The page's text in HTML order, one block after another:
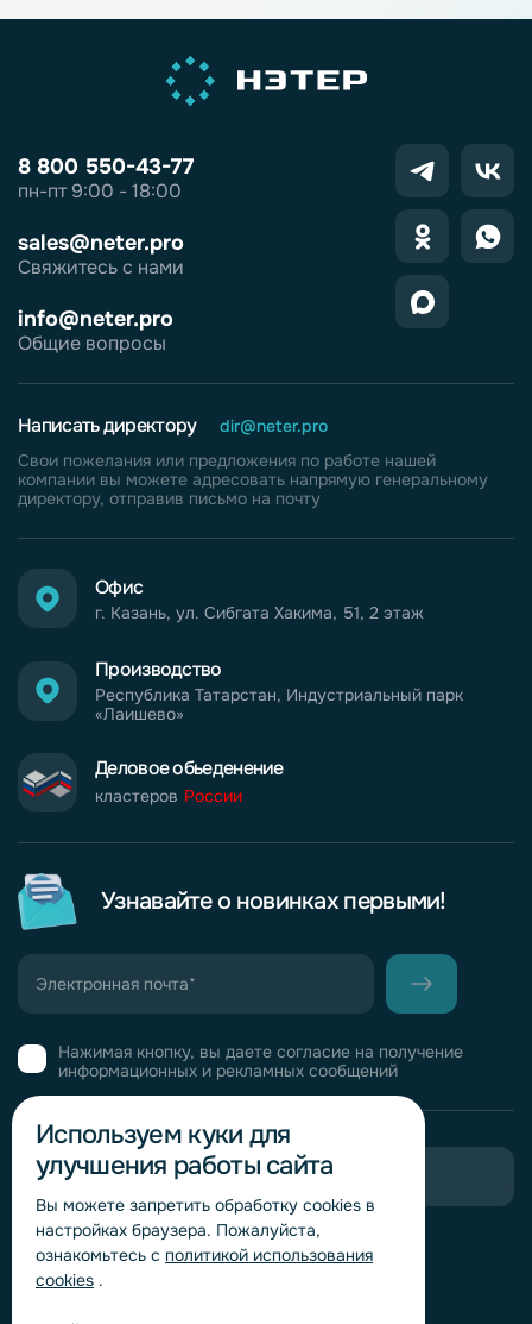
8 800 550-43-77
пн-пт 9:00 - 18:00
sales@neter.pro
Свяжитесь с нами
info@neter.pro
Общие вопросы
Деловое обьеденение
кластеров России
Производство
Республика Татарстан, Индустриальный парк
«Лаишево»
Офис
г. Казань, ул. Сибгата Хакима, 51, 2 этаж
Написать директору
dir@neter.pro
Свои пожелания или предложения по работе нашей
компании вы можете адресовать напрямую генеральному
директору, отправив письмо на почту
Узнавайте о новинках первыми!
Нажимая кнопку, вы даете согласие на получение
информационных и рекламных сообщений
Горячая линия комплаенс
Обработка персональных данных
Пригласить в тендер
Используем куки для
улучшения работы сайта
Вы можете запретить обработку сookies в
настройках браузера. Пожалуйста,
ознакомьтесь с политикой использования
cookies .